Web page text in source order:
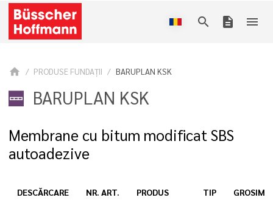
search description menu
home PRODUSE FUNDAȚII BARUPLAN KSK
BARUPLAN KSK
Membrane cu bitum modificat SBS
autoadezive
DESCĂRCARE NR. ART. PRODUS TIP GROSIME